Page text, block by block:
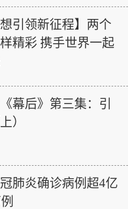
想引领新征程】两个
精彩 携手世界一起
幕后》第三集：引
）
肺炎确诊病例超4亿